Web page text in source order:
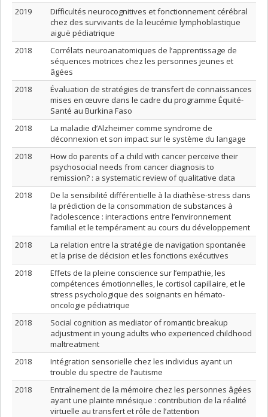
2019
Difficultés neurocognitives et fonctionnement cérébral
chez des survivants de la leucémie lymphoblastique
aiguë pédiatrique
2018
Corrélats neuroanatomiques de l’apprentissage de
séquences motrices chez les personnes jeunes et
âgées
2018
Évaluation de stratégies de transfert de connaissances
mises en œuvre dans le cadre du programme Équité-
Santé au Burkina Faso
2018
La maladie d’Alzheimer comme syndrome de
déconnexion et son impact sur le système du langage
2018
How do parents of a child with cancer perceive their
psychosocial needs from cancer diagnosis to
remission? : a systematic review of qualitative data
2018
De la sensibilité différentielle à la diathèse-stress dans
la prédiction de la consommation de substances à
l’adolescence : interactions entre l’environnement
familial et le tempérament au cours du développement
2018
La relation entre la stratégie de navigation spontanée
et la prise de décision et les fonctions exécutives
2018
Effets de la pleine conscience sur l’empathie, les
compétences émotionnelles, le cortisol capillaire, et le
stress psychologique des soignants en hémato-
oncologie pédiatrique
2018
Social cognition as mediator of romantic breakup
adjustment in young adults who experienced childhood
maltreatment
2018
Intégration sensorielle chez les individus ayant un
trouble du spectre de l’autisme
2018
Entraînement de la mémoire chez les personnes âgées
ayant une plainte mnésique : contribution de la réalité
virtuelle au transfert et rôle de l’attention